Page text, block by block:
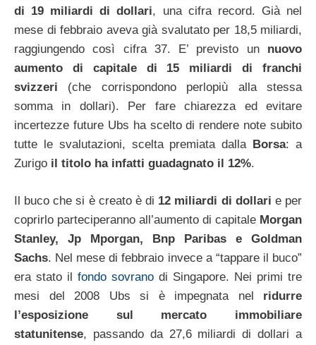
di 19 miliardi di dollari, una cifra record. Già nel
mese di febbraio aveva già svalutato per 18,5 miliardi,
raggiungendo così cifra 37. E’ previsto unnuovo
aumento di capitale di 15 miliardi di franchi
svizzeri (che corrispondono perlopiù alla stessa
somma in dollari). Per fare chiarezza ed evitare
incertezze future Ubs ha scelto di rendere note subito
tutte le svalutazioni, scelta premiata dalla Borsa: a
Zurigo il titolo ha infatti guadagnato il 12%.
Il buco che si è creato è di 12 miliardi di dollari e per
coprirlo parteciperanno all’aumento di capitale Morgan
Stanley, Jp Mporgan, Bnp Paribas e Goldman
Sachs. Nel mese di febbraio invece a “tappare il buco”
era stato il fondo sovrano di Singapore. Nei primi tre
mesi del 2008 Ubs si è impegnata nel ridurre
l’esposizione sul mercato immobiliare
statunitense, passando da 27,6 miliardi di dollari a